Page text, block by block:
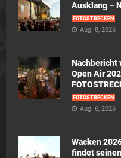
Ausklang –
FOTOSTRECKEN
Aug. 8, 2026
Nachbericht
Open Air
FOTOSTRECKEN
Aug. 6, 2026
Wacken
findet seinen